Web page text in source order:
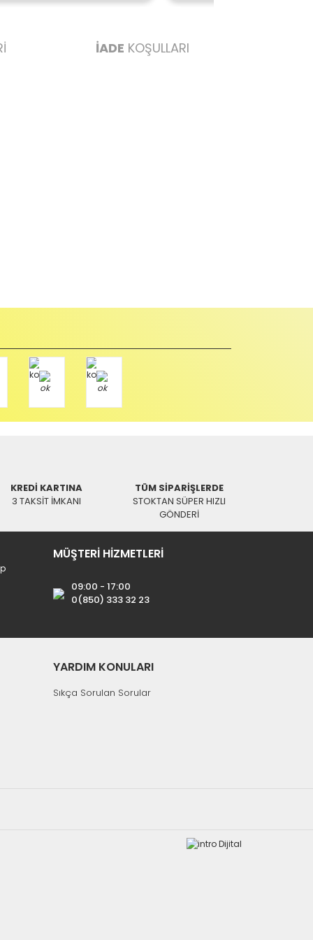
İADE KOŞULLARI
KREDİ KARTINA
3 TAKSİT İMKANI
TÜM SİPARİŞLERDE
STOKTAN SÜPER HIZLI
GÖNDERİ
MÜŞTERİ HİZMETLERİ
09:00 - 17:00
0(850) 333 32 23
YARDIM KONULARI
Sıkça Sorulan Sorular